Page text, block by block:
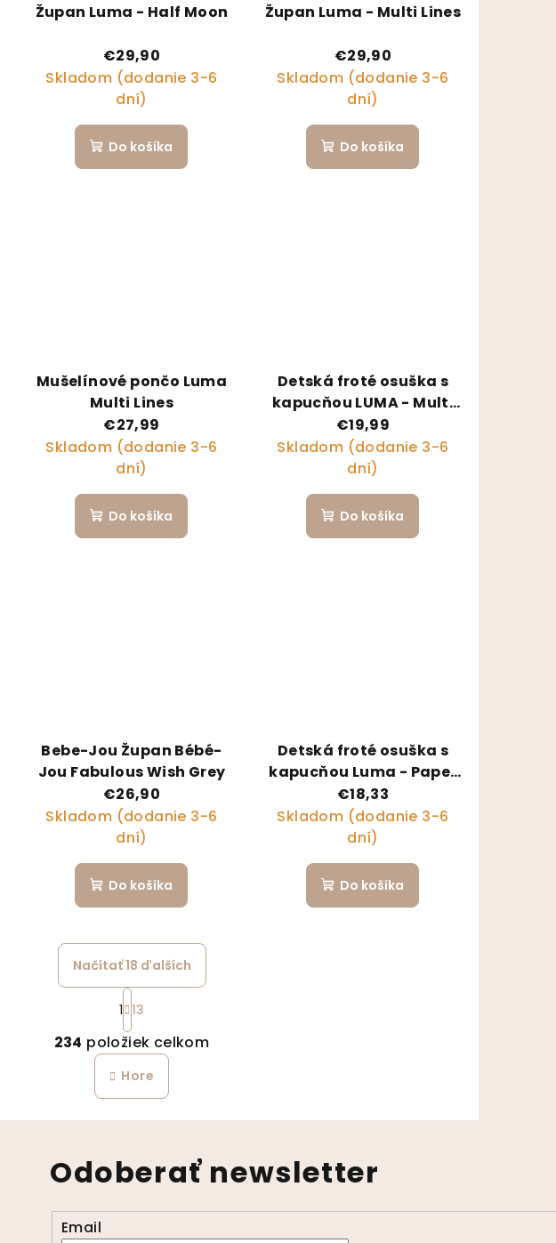
Župan Luma - Half Moon
€29,90
Skladom (dodanie 3-6
dní)
Do košíka
Župan Luma - Multi Lines
€29,90
Skladom (dodanie 3-6
dní)
Do košíka
Mušelínové pončo Luma
Multi Lines
€27,99
Skladom (dodanie 3-6
dní)
Do košíka
Detská froté osuška s
kapucňou LUMA - Multi
Lines
€19,99
Skladom (dodanie 3-6
dní)
Do košíka
Bebe-Jou Župan Bébé-
Jou Fabulous Wish Grey
€26,90
Skladom (dodanie 3-6
dní)
Do košíka
Detská froté osuška s
kapucňou Luma - Paper
Boats limitovaná edicia
€18,33
Skladom (dodanie 3-6
dní)
Do košíka
Ovládacie prvky výpisu
Načítať 18 ďalších
Stránkovanie
1 13
234 položiek celkom
Hore
Odoberať newsletter
Email